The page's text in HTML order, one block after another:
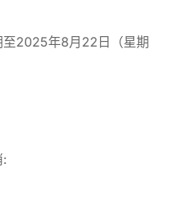
至2025年8月22日（星期
: